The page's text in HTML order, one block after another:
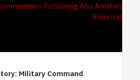
Military Command